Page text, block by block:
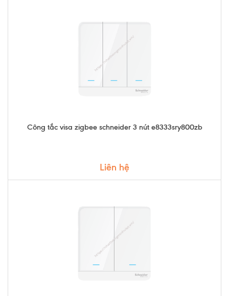
Công tắc visa zigbee schneider 3 nút e8333sry800zb
Liên hệ